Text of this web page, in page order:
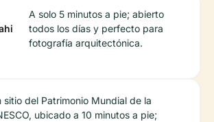
A solo 5 minutos a pie; abierto
todos los días y perfecto para
fotografía arquitectónica.
sitio del Patrimonio Mundial de la
ubicado a 10 minutos a pie;